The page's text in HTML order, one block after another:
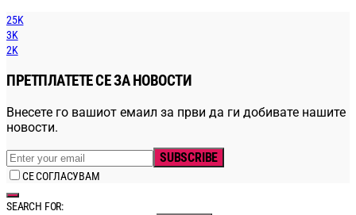
25K
3K
2K
ПРЕТПЛАТЕТЕ СЕ ЗА НОВОСТИ
Внесете го вашиот емаил за први да ги добивате нашите
новости.
SUBSCRIBE
СЕ СОГЛАСУВАМ
SEARCH FOR: